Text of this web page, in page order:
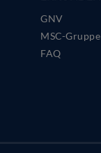
GNV
MSC-Gruppe
FAQ